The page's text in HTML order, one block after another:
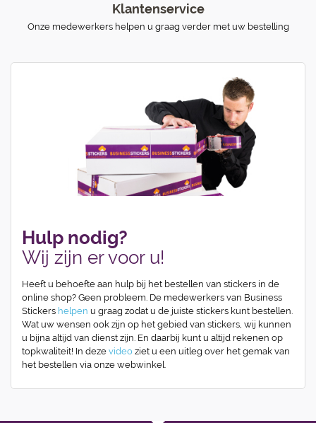
Klantenservice
Onze medewerkers helpen u graag verder met uw bestelling
Hulp nodig?
Wij zijn er voor u!
Heeft u behoefte aan hulp bij het bestellen van stickers in de
online shop? Geen probleem. De medewerkers van Business
Stickers helpen u graag zodat u de juiste stickers kunt bestellen.
Wat uw wensen ook zijn op het gebied van stickers, wij kunnen
u bijna altijd van dienst zijn. En daarbij kunt u altijd rekenen op
topkwaliteit! In deze video ziet u een uitleg over het gemak van
het bestellen via onze webwinkel.